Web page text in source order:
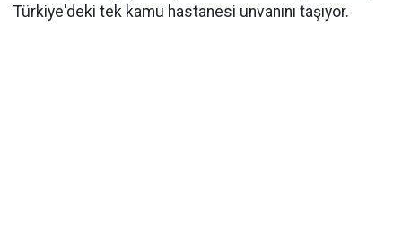
Türkiye'deki tek kamu hastanesi unvanını taşıyor.